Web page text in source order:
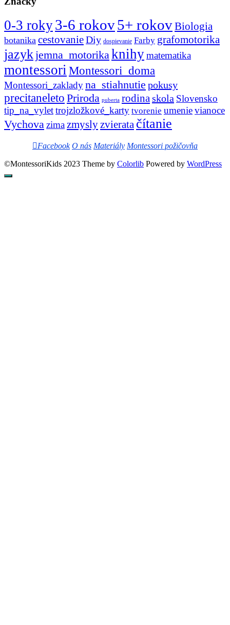
0-3 roky3-6 rokov5+ rokovBiologia
botanika cestovanieDiy dospievanie Farby grafomotorika
jazykjemna_motorikaknihymatematika
montessoriMontessori_doma
Montessori_zakladyna_stiahnutie pokusy
precitaneleto Priroda puberta rodinaskola Slovensko
tip_na_vylettrojzložkové_karty tvorenie umenievianoce
Vychovazimazmysly zvierata čítanie
Facebook O nás Materiály Montessori požičovňa
©MontessoriKids 2023 Theme by Colorlib Powered by WordPress